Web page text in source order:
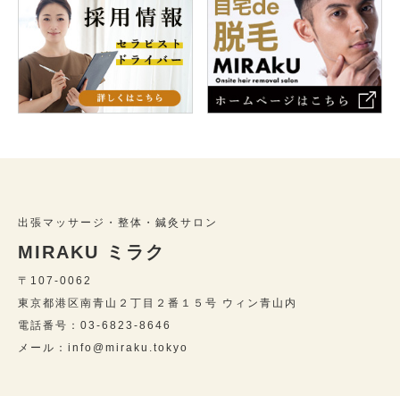
出張マッサージ・整体・鍼灸サロン
MIRAKU ミラク
〒107-0062
東京都港区南青山２丁目２番１５号 ウィン青山内
電話番号：03-6823-8646
メール：info@miraku.tokyo